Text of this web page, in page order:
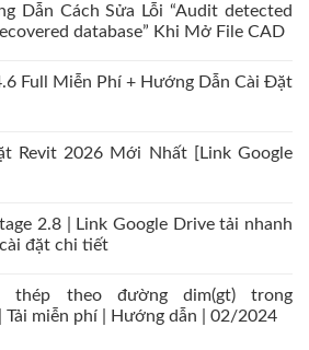
Dẫn Cách Sửa Lỗi “Audit detected
database” Khi Mở File CAD
Full Miễn Phí + Hướng Dẫn Cài Đặt
Revit 2026 Mới Nhất [Link Google
2.8 | Link Google Drive tải nhanh
đặt chi tiết
thép theo đường dim(gt) trong
Tải miễn phí | Hướng dẫn | 02/2024